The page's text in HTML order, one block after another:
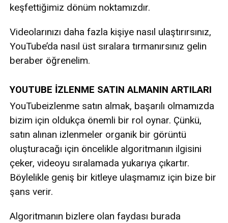
keşfettiğimiz dönüm noktamızdır.
Videolarınızı daha fazla kişiye nasıl ulaştırırsınız,
YouTube’da nasıl üst sıralara tırmanırsınız gelin
beraber öğrenelim.
YOUTUBE İZLENME SATIN ALMANIN ARTILARI
YouTubeizlenme satın almak, başarılı olmamızda
bizim için oldukça önemli bir rol oynar. Çünkü,
satın alınan izlenmeler organik bir görüntü
oluşturacağı için öncelikle algoritmanın ilgisini
çeker, videoyu sıralamada yukarıya çıkartır.
Böylelikle geniş bir kitleye ulaşmamız için bize bir
şans verir.
Algoritmanın bizlere olan faydası burada